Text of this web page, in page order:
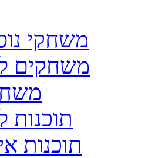
משחקי
משחקים
תוכנות
תוכנות